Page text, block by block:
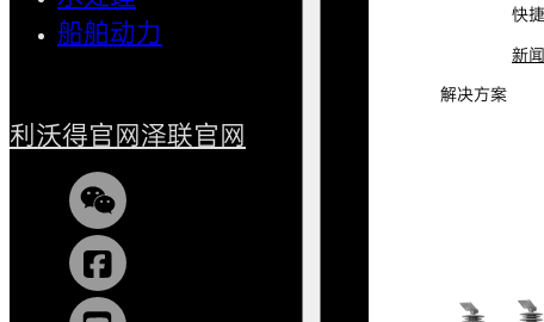
快
新闻
解决方案
船舶动力
利沃得官网泽联官网